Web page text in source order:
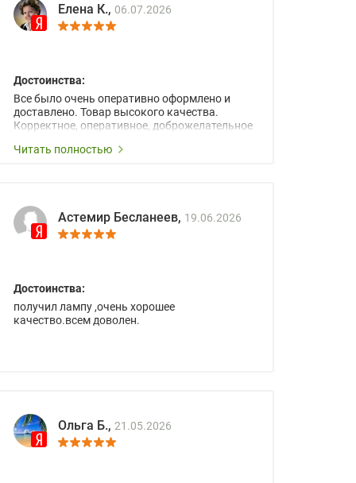
Елена К., 06.07.2026
Достоинства:
Все было очень оперативно оформлено и
доставлено. Товар высокого качества.
Корректное, оперативное, доброжелательное
Читать полностью
Астемир Бесланеев, 19.06.2026
Достоинства:
получил лампу ,очень хорошее
качество.всем доволен.
Ольга Б., 21.05.2026